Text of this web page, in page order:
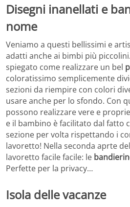
Disegni inanellati e
nome
Veniamo a questi bellissimi e
adatti anche ai bimbi più
spiegato come realizzare un bel
coloratissimo semplicemente
sezioni da riempire con colori
usare anche per lo sfondo. Con
possono realizzare vere e
e il bambino è facilitato dal fatto
sezione per volta rispettando i
lavoretto! Nella seconda aprte
lavoretto facile facile: le
Perfette per la privacy…
Isola delle vacanze